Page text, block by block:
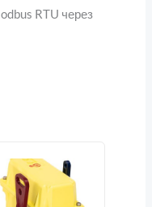
RTU через